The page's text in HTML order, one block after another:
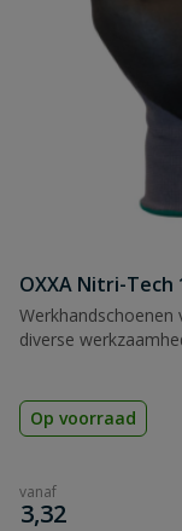
OXXA Nitri-Tech
diverse
Op voorraad
vanaf
€
3,32